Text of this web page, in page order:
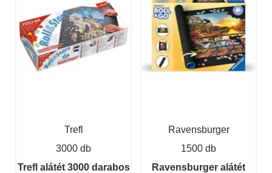
Trefl
3000 db
Trefl alátét 3000 darabos
Ravensburger
1500 db
Ravensburger alátét